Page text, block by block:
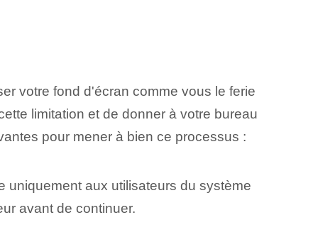
votre fond d'écran comme vous le ferie
limitation et de donner à votre bureau
pour mener à bien ce processus :
uniquement aux utilisateurs du système
avant de continuer.